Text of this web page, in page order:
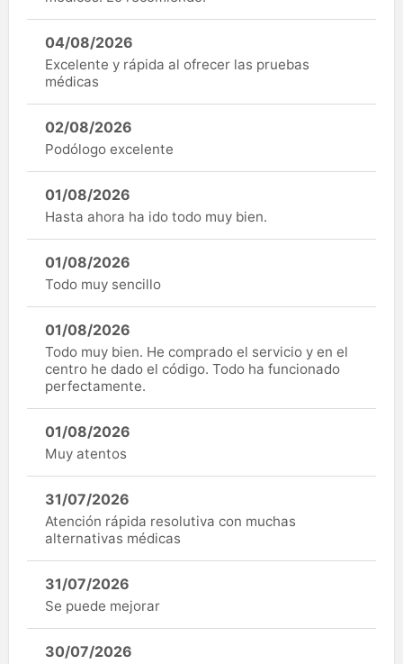
04/08/2026
Excelente y rápida al ofrecer las pruebas
médicas
02/08/2026
Podólogo excelente
01/08/2026
Hasta ahora ha ido todo muy bien.
01/08/2026
Todo muy sencillo
01/08/2026
Todo muy bien. He comprado el servicio y en el
centro he dado el código. Todo ha funcionado
perfectamente.
01/08/2026
Muy atentos
31/07/2026
Atención rápida resolutiva con muchas
alternativas médicas
31/07/2026
Se puede mejorar
30/07/2026